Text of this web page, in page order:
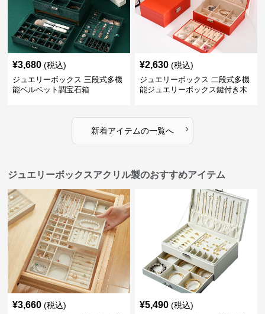
¥3,680 (税込)
ジュエリーボックス 三段式多機
能ベルベット調宝石箱
¥2,630 (税込)
ジュエリーボックス 二段式多機
能ジュエリーボックス鍵付き木
新着アイテムの一覧へ ›
ジュエリーボックスアクリル製のおすすめアイテム
¥3,660 (税込) ¥5,490 (税込)